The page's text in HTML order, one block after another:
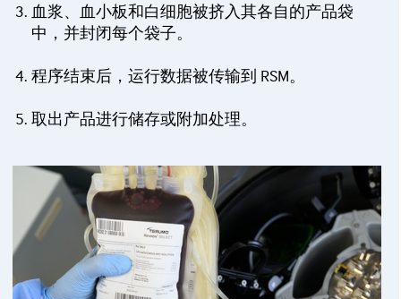
血浆、血小板和白细胞被挤入其各自的产品袋
中，并封闭每个袋子。
程序结束后，运行数据被传输到 RSM。
取出产品进行储存或附加处理。